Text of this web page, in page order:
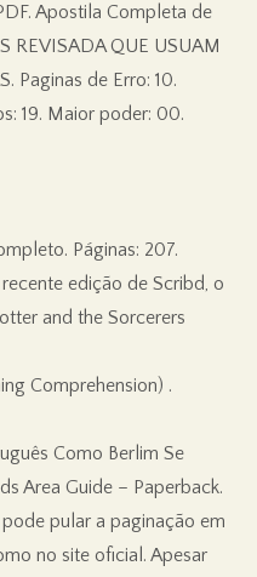
Apostila Completa de
REVISADA QUE USUAM
Paginas de Erro: 10.
19. Maior poder: 00.
Páginas: 207.
edição de Scribd, o
and the Sorcerers
Comprehension) .
Como Berlim Se
Area Guide – Paperback.
pular a paginação em
no site oficial. Apesar